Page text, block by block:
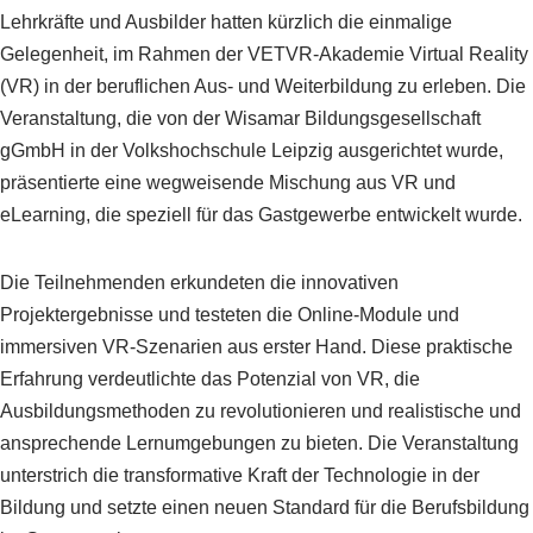
Lehrkräfte und Ausbilder hatten kürzlich die einmalige
Gelegenheit, im Rahmen der VETVR-Akademie Virtual Reality
(VR) in der beruflichen Aus- und Weiterbildung zu erleben. Die
Veranstaltung, die von der Wisamar Bildungsgesellschaft
gGmbH in der Volkshochschule Leipzig ausgerichtet wurde,
präsentierte eine wegweisende Mischung aus VR und
eLearning, die speziell für das Gastgewerbe entwickelt wurde.
Die Teilnehmenden erkundeten die innovativen
Projektergebnisse und testeten die Online-Module und
immersiven VR-Szenarien aus erster Hand. Diese praktische
Erfahrung verdeutlichte das Potenzial von VR, die
Ausbildungsmethoden zu revolutionieren und realistische und
ansprechende Lernumgebungen zu bieten. Die Veranstaltung
unterstrich die transformative Kraft der Technologie in der
Bildung und setzte einen neuen Standard für die Berufsbildung